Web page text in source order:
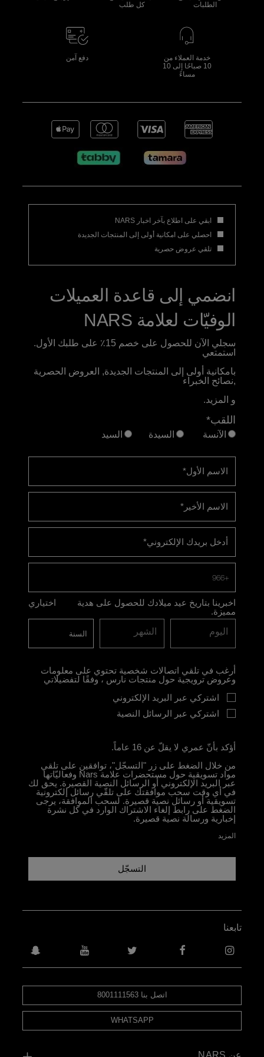
الطلبات
كل طلب
خدمة العملاء من
10 صباحًا إلى 10
مساءً
دفع آمن
ابقي على اطلاع بآخر اخبار NARS
احصلي على امكانية أولى إلى المنتجات الجديدة
تلقي عروض حصرية
انضمي إلى قاعدة العميلات
الوفيّات لعلامة NARS
سجلي الآن للحصول على خصم 15٪ على طلبك الأول.
استمتعي
بامكانية أولى إلى المنتجات الجديدة, العروض الحصرية
,نصائح الخبراء
و المزيد.
اللقب*
الآنسة السيدة السيد
الاسم الأول*
الاسم الأخير *
أدخل بريدك الإلكتروني*
+966
اخبرينا بتاريخ عيد ميلادك للحصول على هدية
مميزة.
اختياري
اليوم الشهر
أرغب في تلقي اتصالات شخصية تحتوي على معلومات
وعروض ترويجية حول منتجات نارس ، وفقًا لتفضيلاتي
اشتركي عبر البريد الإلكتروني
اشتركي عبر الرسائل النصية
أؤكد بأنّ عمري لا يقلّ عن 16 عاماً.
من خلال الضغط على زر "التسجّل"، توافقين على تلقي
مواد تسويقية حول مستحضرات علامة Nars وفعاليّاتها
عبر البريد الإلكتروني أو الرسائل النصية القصيرة. يحق لك
في أي وقت سحب موافقتك على تلقّي رسائل إلكترونية
تسويقية أو رسائل نصية قصيرة. لسحب الموافقة، يرجى
الضغط على رابط إلغاء الاشتراك الوارد في كل نشرة
إخبارية ورسالة نصية قصيرة.
المزيد
التسجّل
اتصل بنا 8001111563
WHATSAPP
تابعنا